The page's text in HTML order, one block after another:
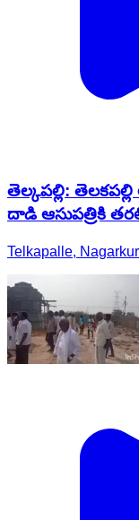
తెల్కపల్లి: తెలకపల్లి
దాడి ఆసుపత్రికి
Telkapalle,